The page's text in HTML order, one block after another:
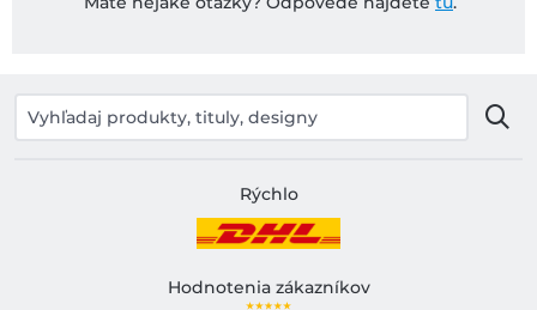
Rýchlo
Hodnotenia zákazníkov